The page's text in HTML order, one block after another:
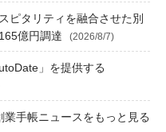
ピタリティを融合させた別
億円調達
(2026/8/7)
」を提供する
業手帳ニュースをもっと見る